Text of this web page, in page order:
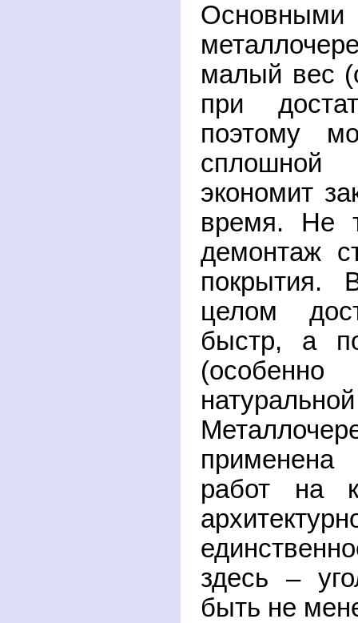
малый вес
при
поэтому
сплошной
экономит
время. Не
демонтаж
покрытия.
целом
быстр, а
работ на
здесь –
быть не